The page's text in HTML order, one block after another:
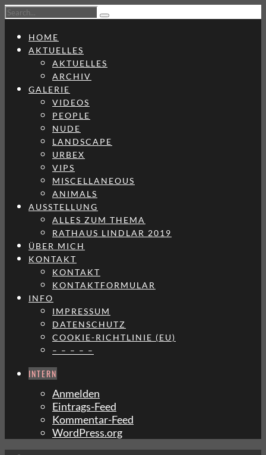
HOME
AKTUELLES
AKTUELLES
ARCHIV
GALERIE
VIDEOS
PEOPLE
NUDE
LANDSCAPE
URBEX
VIPS
MISCELLANEOUS
ANIMALS
AUSSTELLUNG
ALLES ZUM THEMA
RATHAUS LINDLAR 2019
ÜBER MICH
KONTAKT
KONTAKT
KONTAKTFORMULAR
INFO
IMPRESSUM
DATENSCHUTZ
COOKIE-RICHTLINIE (EU)
– – – – –
INTERN
Anmelden
Eintrags-Feed
Kommentar-Feed
WordPress.org